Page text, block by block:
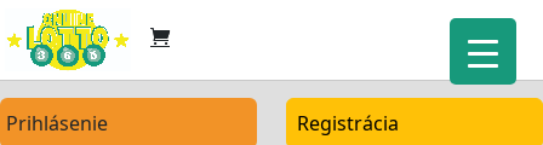
Prihlásenie Registrácia